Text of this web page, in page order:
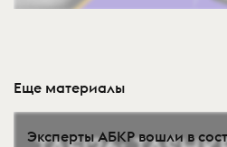
Еще материалы
Эксперты АБКР вошли в